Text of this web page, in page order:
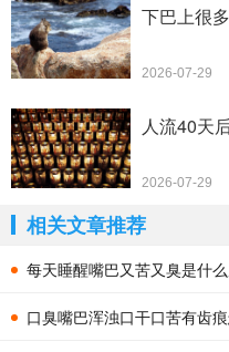
下巴上很
2026-07-29
人流40天
2026-07-29
相关文章推荐
每天睡醒嘴巴又苦又臭是什
口臭嘴巴浑浊口干口苦有齿